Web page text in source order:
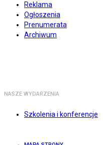
Reklama
Ogłoszenia
Prenumerata
Archiwum
NASZE WYDARZENIA
Szkolenia i konferencje